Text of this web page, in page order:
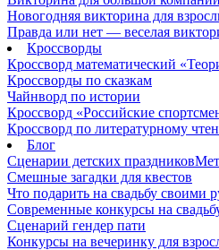
Новогодняя викторина для
Правда или нет — веселая
Кроссворды
Кроссворд математический
Кроссворды по сказкам
Чайнворд по истории
Кроссворд «Российские
Кроссворд по литературному
Блог
Сценарии детских праздников
Смешные загадки для квестов
Что подарить на свадьбу своими
Современные конкурсы на
Сценарий гендер пати
Конкурсы на вечеринку для